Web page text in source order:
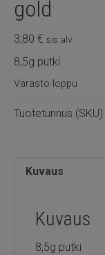
gold
3,80 € sis alv.
8,5g putki
Varasto loppu
Tuotetunnus (SKU):
Kuvaus
Kuvaus
8,5g putki